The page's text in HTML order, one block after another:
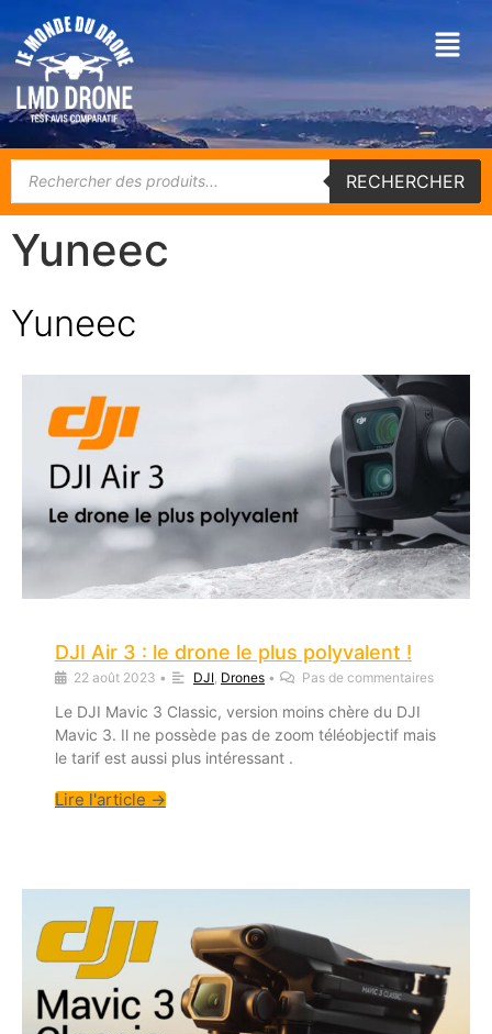
RECHERCHER
Yuneec
Yuneec
DJI Air 3 : le drone le plus polyvalent !
22 août 2023 • DJI Drones • Pas de commentaires
Le DJI Mavic 3 Classic, version moins chère du DJI
Mavic 3. Il ne possède pas de zoom téléobjectif mais
le tarif est aussi plus intéressant .
Lire l'article →